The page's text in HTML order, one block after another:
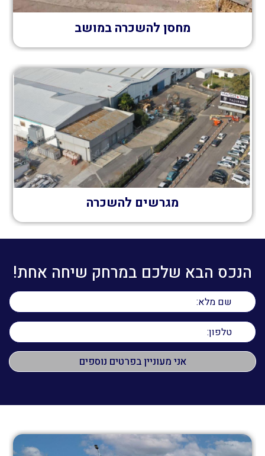
מחסן להשכרה במושב
מגרשים להשכרה
הנכס הבא שלכם במרחק שיחה אחת!